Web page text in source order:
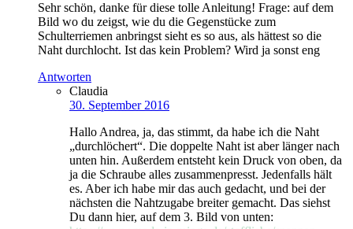
Sehr schön, danke für diese tolle Anleitung! Frage: auf dem
Bild wo du zeigst, wie du die Gegenstücke zum
Schulterriemen anbringst sieht es so aus, als hättest so die
Naht durchlocht. Ist das kein Problem? Wird ja sonst eng
Antworten
Claudia
30. September 2016
Hallo Andrea, ja, das stimmt, da habe ich die Naht
„durchlöchert“. Die doppelte Naht ist aber länger nach
unten hin. Außerdem entsteht kein Druck von oben, da
ja die Schraube alles zusammenpresst. Jedenfalls hält
es. Aber ich habe mir das auch gedacht, und bei der
nächsten die Nahtzugabe breiter gemacht. Das siehst
Du dann hier, auf dem 3. Bild von unten: